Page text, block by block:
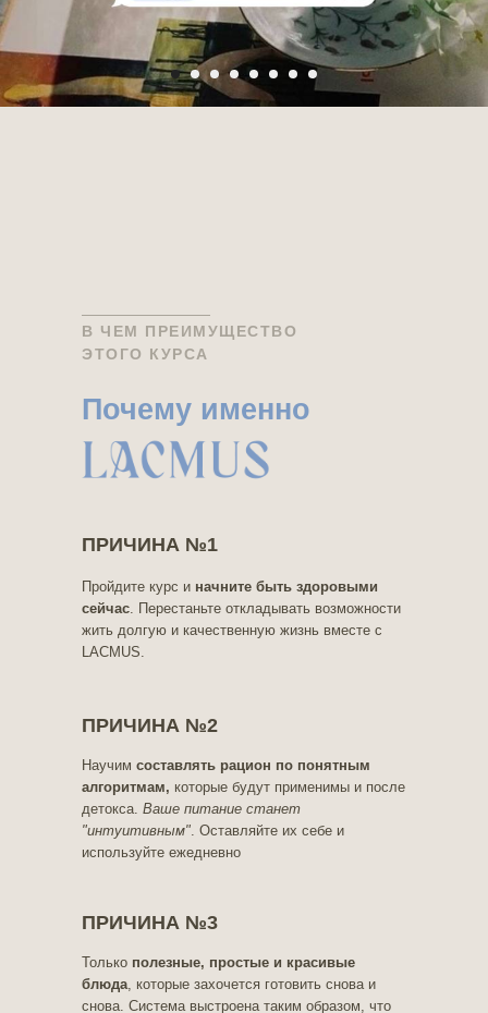
Научим составлять рацион по понятным
алгоритмам, которые будут применимы и после
детокса. Ваше питание станет
"интуитивным". Оставляйте их себе и
используйте ежедневно
ПРИЧИНА №1
ПРИЧИНА №2
Пройдите курс и начните быть здоровыми
сейчас. Перестаньте откладывать возможности
жить долгую и качественную жизнь вместе с
LACMUS.
ПРИЧИНА №3
Только полезные, простые и красивые
блюда, которые захочется готовить снова и
снова. Система выстроена таким образом, что
Почему именно
В ЧЕМ ПРЕИМУЩЕСТВО
ЭТОГО КУРСА